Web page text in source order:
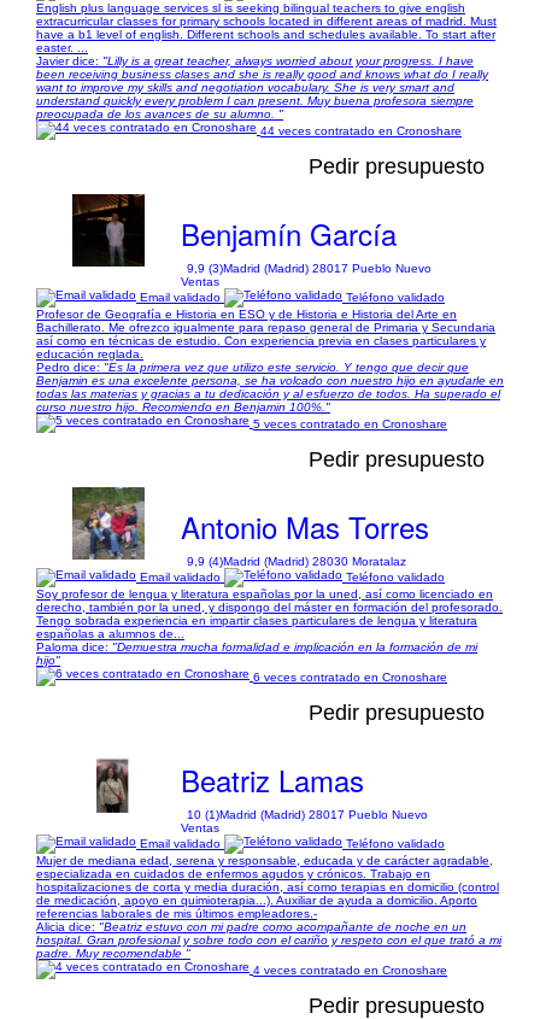
English plus language services sl is seeking bilingual teachers to give english
extracurricular classes for primary schools located in different areas of madrid. Must
have a b1 level of english. Different schools and schedules available. To start after
easter. ...
Javier dice: "Lilly is a great teacher, always worried about your progress. I have
been receiving business clases and she is really good and knows what do I really
want to improve my skills and negotiation vocabulary. She is very smart and
understand quickly every problem I can present. Muy buena profesora siempre
preocupada de los avances de su alumno. "
44 veces contratado en Cronoshare
Pedir presupuesto
Benjamín García
9,9 (3)Madrid (Madrid) 28017 Pueblo Nuevo
Ventas
Email validado
Teléfono validado
Profesor de Geografía e Historia en ESO y de Historia e Historia del Arte en
Bachillerato. Me ofrezco igualmente para repaso general de Primaria y Secundaria
así como en técnicas de estudio. Con experiencia previa en clases particulares y
educación reglada.
Pedro dice: "Es la primera vez que utilizo este servicio. Y tengo que decir que
Benjamin es una excelente persona, se ha volcado con nuestro hijo en ayudarle en
todas las materias y gracias a tu dedicación y al esfuerzo de todos. Ha superado el
curso nuestro hijo. Recomiendo en Benjamin 100%."
5 veces contratado en Cronoshare
Pedir presupuesto
Antonio Mas Torres
9,9 (4)Madrid (Madrid) 28030 Moratalaz
Email validado
Teléfono validado
Soy profesor de lengua y literatura españolas por la uned, así como licenciado en
derecho, también por la uned, y dispongo del máster en formación del profesorado.
Tengo sobrada experiencia en impartir clases particulares de lengua y literatura
españolas a alumnos de...
Paloma dice: "Demuestra mucha formalidad e implicación en la formación de mi
hijo"
6 veces contratado en Cronoshare
Pedir presupuesto
Beatriz Lamas
10 (1)Madrid (Madrid) 28017 Pueblo Nuevo
Ventas
Email validado
Teléfono validado
Mujer de mediana edad, serena y responsable, educada y de carácter agradable,
especializada en cuidados de enfermos agudos y crónicos. Trabajo en
hospitalizaciones de corta y media duración, así como terapias en domicilio (control
de medicación, apoyo en quimioterapia...). Auxiliar de ayuda a domicilio. Aporto
referencias laborales de mis últimos empleadores.-
Alicia dice: "Beatriz estuvo con mi padre como acompañante de noche en un
hospital. Gran profesional y sobre todo con el cariño y respeto con el que trató a mi
padre. Muy recomendable "
4 veces contratado en Cronoshare
Pedir presupuesto